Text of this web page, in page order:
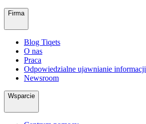
Firma
Blog Tiqets
O nas
Praca
Odpowiedzialne ujawnianie informacji
Newsroom
Wsparcie